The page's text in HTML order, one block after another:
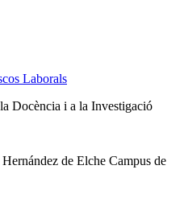
Laborals
Docència i a la Investigació
de Elche Campus de